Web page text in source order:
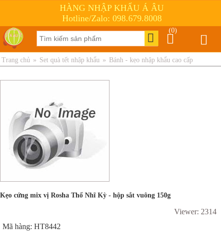
HÀNG NHẬP KHẨU Á ÂU
Hotline/Zalo: 098.679.8008
(0)
Trang chủ » Set quà tết nhập khẩu » Bánh - kẹo nhập khẩu cao cấp
Kẹo cứng mix vị Rosha Thổ Nhĩ Kỳ - hộp sắt vuông 150g
Viewer: 2314
Mã hàng: HT8442